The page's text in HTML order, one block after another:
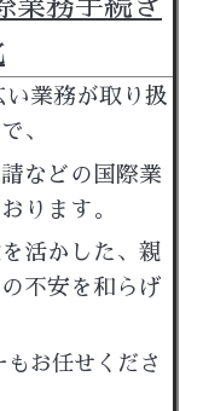
業務手続き
業務が取り扱
、
などの国際業
ります。
活かした、 親
不安を和らげ
お任せくださ